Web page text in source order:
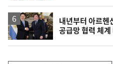
내년부터 아르
공급망 협력 체계